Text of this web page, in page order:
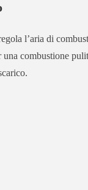
l’aria di
una combustione